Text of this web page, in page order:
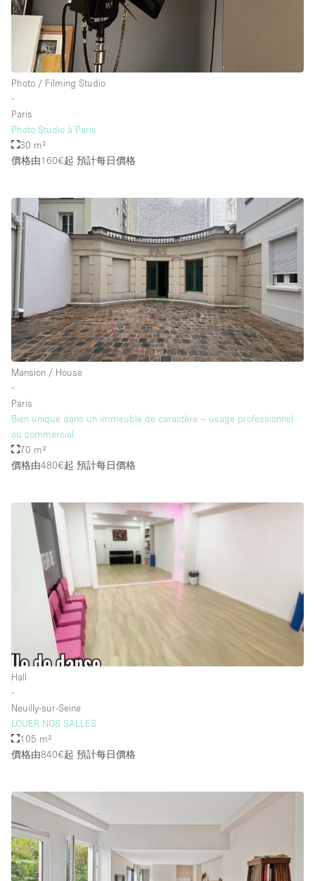
Photo / Filming Studio
∙
Paris
Photo Studio à Paris
30 m²
價格由160€起 預計每日價格
Mansion / House
∙
Paris
Bien unique dans un immeuble de caractère – usage professionnel
ou commercial
70 m²
價格由480€起 預計每日價格
Hall
∙
Neuilly-sur-Seine
LOUER NOS SALLES
105 m²
價格由840€起 預計每日價格